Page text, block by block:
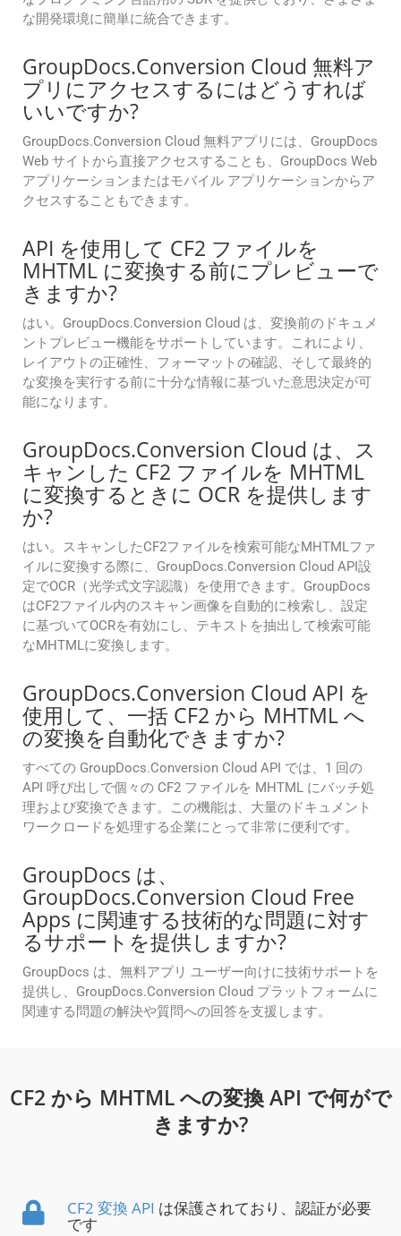
な開発環境に簡単に統合できます。
GroupDocs.Conversion Cloud 無料ア
プリにアクセスするにはどうすれば
いいですか?
GroupDocs.Conversion Cloud 無料アプリには、GroupDocs
Web サイトから直接アクセスすることも、GroupDocs Web
アプリケーションまたはモバイル アプリケーションからア
クセスすることもできます。
API を使用して CF2 ファイルを
MHTML に変換する前にプレビューで
きますか?
はい。GroupDocs.Conversion Cloud は、変換前のドキュメ
ントプレビュー機能をサポートしています。これにより、
レイアウトの正確性、フォーマットの確認、そして最終的
な変換を実行する前に十分な情報に基づいた意思決定が可
能になります。
GroupDocs.Conversion Cloud は、ス
キャンした CF2 ファイルを MHTML
に変換するときに OCR を提供します
か?
はい。スキャンしたCF2ファイルを検索可能なMHTMLファ
イルに変換する際に、GroupDocs.Conversion Cloud API設
定でOCR（光学式文字認識）を使用できます。GroupDocs
はCF2ファイル内のスキャン画像を自動的に検索し、設定
に基づいてOCRを有効にし、テキストを抽出して検索可能
なMHTMLに変換します。
GroupDocs.Conversion Cloud API を
使用して、一括 CF2 から MHTML へ
の変換を自動化できますか?
すべての GroupDocs.Conversion Cloud API では、1 回の
API 呼び出しで個々の CF2 ファイルを MHTML にバッチ処
理および変換できます。この機能は、大量のドキュメント
ワークロードを処理する企業にとって非常に便利です。
GroupDocs は、
GroupDocs.Conversion Cloud Free
Apps に関連する技術的な問題に対す
るサポートを提供しますか?
GroupDocs は、無料アプリ ユーザー向けに技術サポートを
提供し、GroupDocs.Conversion Cloud プラットフォームに
関連する問題の解決や質問への回答を支援します。
CF2 から MHTML への変換 API で何がで
きますか?
CF2 変換 API は保護されており、認証が必要
です